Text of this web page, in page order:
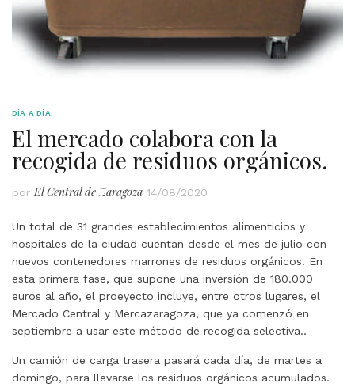
DÍA A DÍA
El mercado colabora con la
recogida de residuos orgánicos.
por El Central de Zaragoza 14/08/2020
Un total de 31 grandes establecimientos alimenticios y
hospitales de la ciudad cuentan desde el mes de julio con
nuevos contenedores marrones de residuos orgánicos. En
esta primera fase, que supone una inversión de 180.000
euros al año, el proeyecto incluye, entre otros lugares, el
Mercado Central y Mercazaragoza, que ya comenzó en
septiembre a usar este método de recogida selectiva..
Un camión de carga trasera pasará cada día, de martes a
domingo, para llevarse los residuos orgánicos acumulados.